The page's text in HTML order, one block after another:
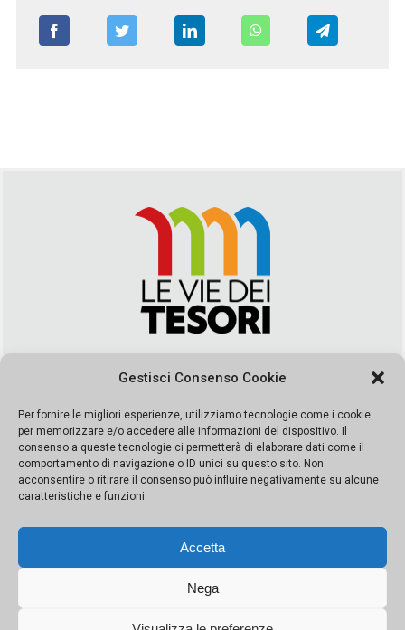
Gestisci Consenso Cookie
Per fornire le migliori esperienze, utilizziamo tecnologie come i cookie
per memorizzare e/o accedere alle informazioni del dispositivo. Il
consenso a queste tecnologie ci permetterà di elaborare dati come il
comportamento di navigazione o ID unici su questo sito. Non
acconsentire o ritirare il consenso può influire negativamente su alcune
caratteristiche e funzioni.
Accetta
Nega
segreteria@leviedeitesori.it
Direttore ResponsabileMarcello Barbaro – Aut. del tribunale di
Palermo n. 19 del 2017 iscrizione al roc numero 37003 Editore
Porta Felice Srl. Sede legale: Via Libertà 93 – 90143 Palermo
Società iscritta alla Camera di Commercio di Palermo Ufficio
065228208251 Capitale 10000 euro IV